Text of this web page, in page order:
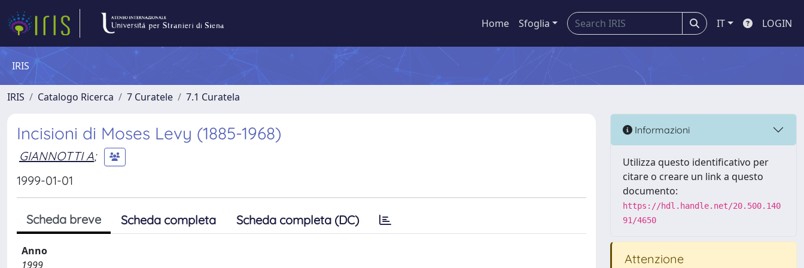
Home Sfoglia IT LOGIN
IRIS
IRIS Catalogo Ricerca 7 Curatele 7.1 Curatela
Incisioni di Moses Levy (1885-1968)
GIANNOTTI A;
1999-01-01
Scheda breve Scheda completa Scheda completa (DC)
Anno
1999
Informazioni
Utilizza questo identificativo per
citare o creare un link a questo
documento:
https://hdl.handle.net/20.500.140
91/4650
Attenzione